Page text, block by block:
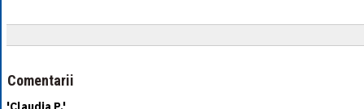
Comentarii